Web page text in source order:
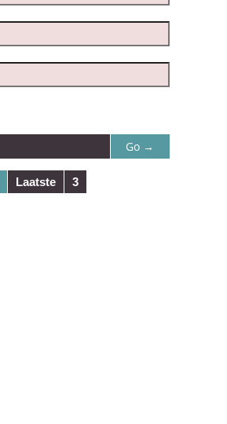
Laatste 3